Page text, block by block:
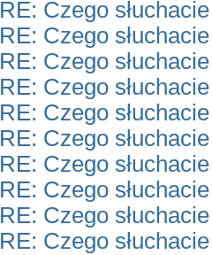
RE: Czego
RE: Czego
RE: Czego
RE: Czego
RE: Czego
RE: Czego
RE: Czego
RE: Czego
RE: Czego
RE: Czego